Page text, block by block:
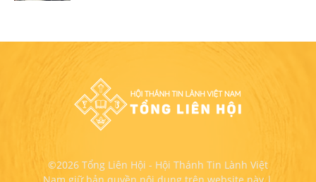
©2026 Tổng Liên Hội - Hội Thánh Tin Lành Việt
Nam giữ bản quyền nội dung trên website này |